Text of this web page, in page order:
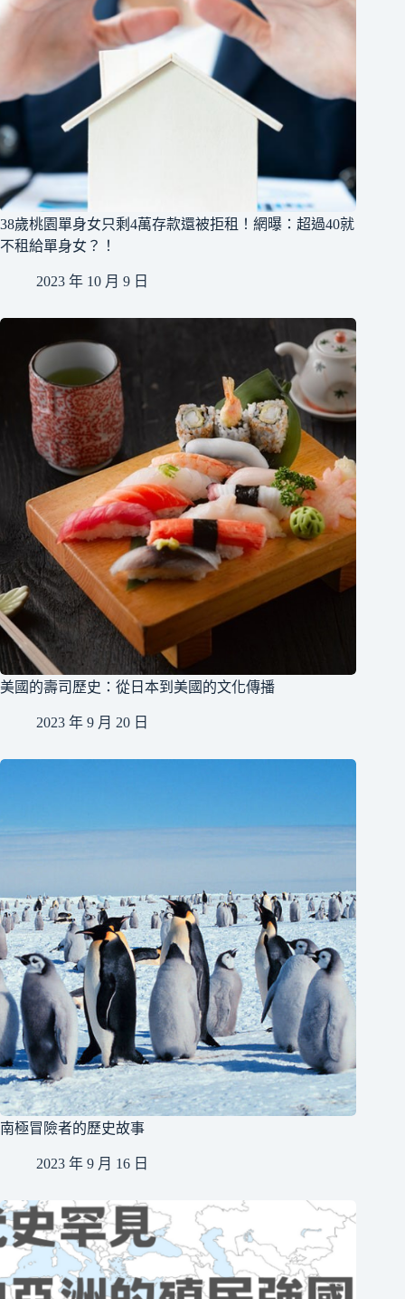
38歲桃園單身女只剩4萬存款還被拒租！網曝：超過40就
不租給單身女？！
2023 年 10 月 9 日
美國的壽司歷史：從日本到美國的文化傳播
2023 年 9 月 20 日
南極冒險者的歷史故事
2023 年 9 月 16 日